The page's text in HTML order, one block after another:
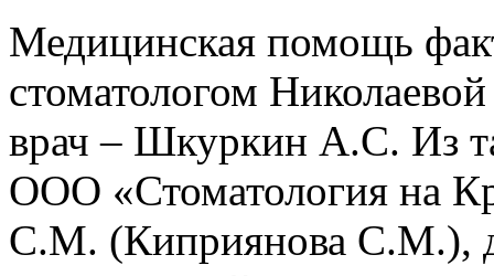
Медицинская помощь
стоматологом
врач – Шкуркин А.С. Из
ООО «Стоматология на
С.М. (Киприянова С.М.),